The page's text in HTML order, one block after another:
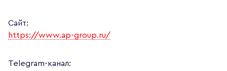
Сайт:
https://www.ap-group.ru/
Telegram-канал: